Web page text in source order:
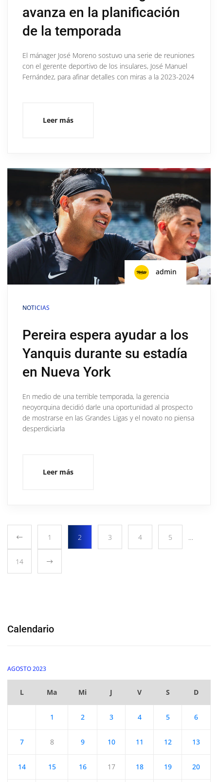
avanza en la planificación
de la temporada
El mánager José Moreno sostuvo una serie de reuniones
con el gerente deportivo de los insulares, José Manuel
Fernández, para afinar detalles con miras a la 2023-2024
Leer más
admin
NOTICIAS
Pereira espera ayudar a los
Yanquis durante su estadía
en Nueva York
En medio de una terrible temporada, la gerencia
neoyorquina decidió darle una oportunidad al prospecto
de mostrarse en las Grandes Ligas y el novato no piensa
desperdiciarla
Leer más
1 2 3 4 5 …
14
Calendario
AGOSTO 2023
L Ma Mi J V S D
1 2 3 4 5 6
7 8 9 10 11 12 13
14 15 16 17 18 19 20